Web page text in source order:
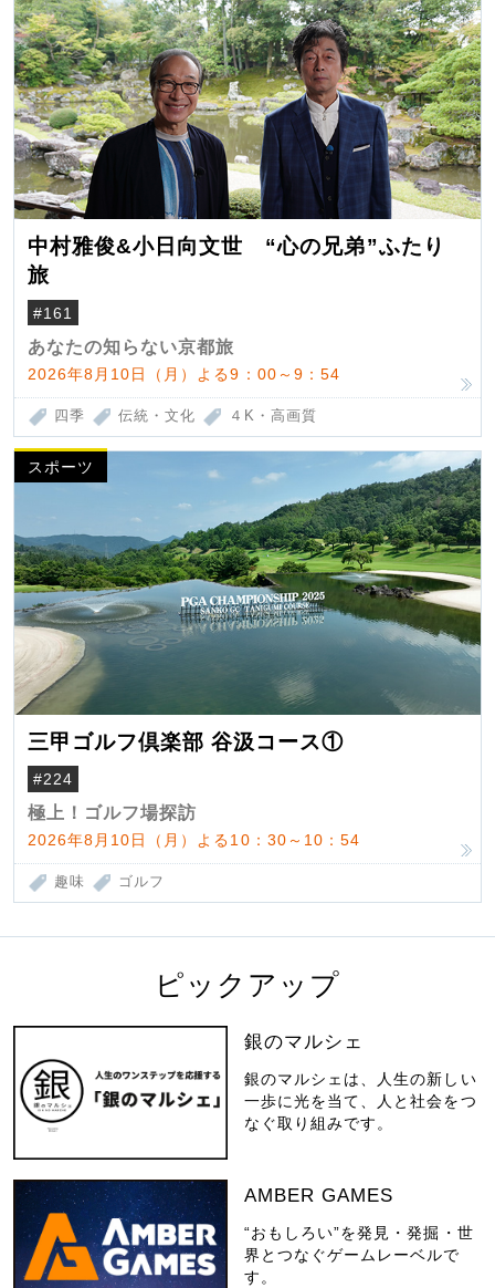
中村雅俊&小日向文世 “心の兄弟”ふたり
旅
#161
あなたの知らない京都旅
2026年8月10日（月）よる9：00～9：54
四季 伝統・文化 ４K・高画質
スポーツ
三甲ゴルフ倶楽部 谷汲コース①
#224
極上！ゴルフ場探訪
2026年8月10日（月）よる10：30～10：54
趣味 ゴルフ
ピックアップ
銀のマルシェ
銀のマルシェは、人生の新しい
一歩に光を当て、人と社会をつ
なぐ取り組みです。
AMBER GAMES
“おもしろい”を発見・発掘・世
界とつなぐゲームレーベルで
す。